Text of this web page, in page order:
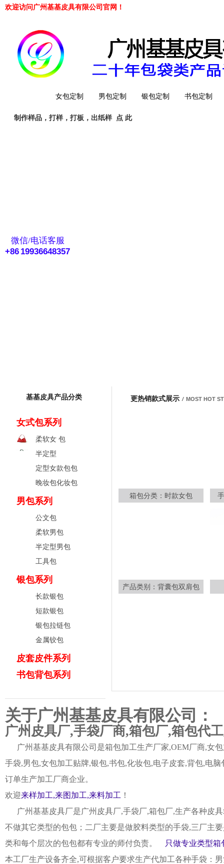
欢迎访问广州基基皮具有限公司官网！
女包定制 男包定制 银包定制 书包定制
工厂简介
制作样品，打样，打板，出纸样 点 此
基基皮具产品分类
女式包系列
柔软女 包
半定型
定型女款包包
晚妆包化妆包
男包系列
公文包
柔软男包
半定型男包
工具包
银包系列
长款银包
短款银包
银包拉链包
金属铰包
皮套皮件系列
书包背包系列
更热销款式展示 / MOST HOT
箱包分类：时款女包
产品类别：背囊包双肩包
关于广州基基皮具有限公司：
广州皮具厂,手袋厂商,箱包厂,箱包代
广州基基皮具有限公司是箱包加工生产厂家,OEM厂商,女
手袋,男包,女包加工贴牌,银包,书包,化妆包,电子皮套,背包,电
订单生产加工厂商企业。
欢迎来样加工,来图加工,来料加工 ！
广州基基皮具厂是广州皮具厂,手袋厂,箱包厂,生产各种皮
不做其它类型的包包；二厂主要是做胶料类型的手袋,三厂主
类和每个层次的包包都有专业的师付负责。
只做专业类型箱
本工厂生产设备齐全,可根据客户要求生产代加工各种手袋：
微信/电话客服
+86 19936648357